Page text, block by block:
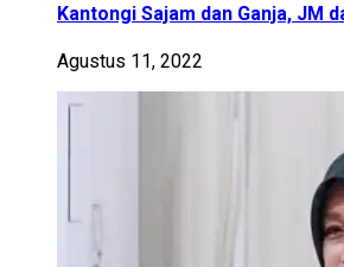
Kantongi Sajam dan Ganja, JM
Agustus 11, 2022